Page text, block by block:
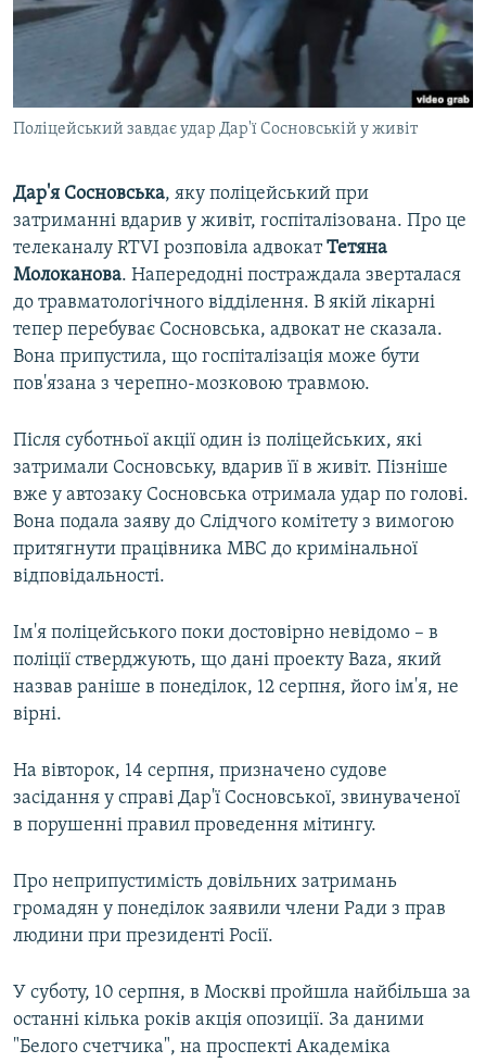
ВІДЕОУРОКИ «ELIFBE»
СВІДЧЕННЯ ОКУПАЦІЇ
УКРАЇНСЬКА ПРОБЛЕМА КРИМУ
ІНФОГРАФІКА
Русский
ДОЛУЧАЙСЯ!
Усі сайти RFE/RL
Поліцейський завдає удар Дар'ї Сосновській у живіт
Дар'я Сосновська, яку поліцейський при
затриманні вдарив у живіт, госпіталізована. Про це
телеканалу RTVI розповіла адвокатТетяна
Молоканова. Напередодні постраждала зверталася
до травматологічного відділення. В якій лікарні
тепер перебуває Сосновська, адвокат не сказала.
Вона припустила, що госпіталізація може бути
пов'язана з черепно-мозковою травмою.
Після суботньої акції один із поліцейських, які
затримали Сосновську, вдарив її в живіт. Пізніше
вже у автозаку Сосновська отримала удар по голові.
Вона подала заяву до Слідчого комітету з вимогою
притягнути працівника МВС до кримінальної
відповідальності.
Ім'я поліцейського поки достовірно невідомо – в
поліції стверджують, що дані проекту Baza, який
назвав раніше в понеділок, 12 серпня, його ім'я, не
вірні.
На вівторок, 14 серпня, призначено судове
засідання у справі Дар'ї Сосновської, звинуваченої
в порушенні правил проведення мітингу.
Про неприпустимість довільних затримань
громадян у понеділок заявили члени Ради з прав
людини при президенті Росії.
У суботу, 10 серпня, в Москві пройшла найбільша за
останні кілька років акція опозиції. За даними
"Белого счетчика", на проспекті Академіка